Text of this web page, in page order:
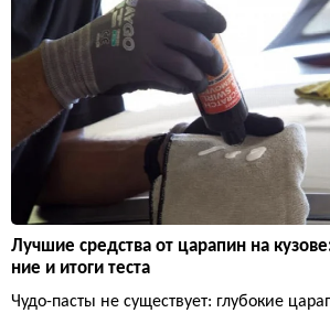
Лучшие средства от царапин на
ние и итоги теста
Чудо-пасты не существует: глубокие